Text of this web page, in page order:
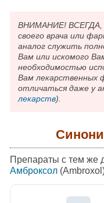
ВНИМАНИЕ! ВСЕГДА,
своего врача или
аналог служить
Вам или искомого
необходимостью
Вам лекарственных
отличаться даже у
лекарств).
Препараты с тем же
Амброксол